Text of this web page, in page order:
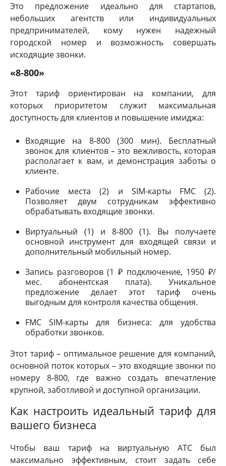
Это предложение идеально для стартапов,
небольших агентств или индивидуальных
предпринимателей, кому нужен надежный
городской номер и возможность совершать
исходящие звонки.
«8-800»
Этот тариф ориентирован на компании, для
которых приоритетом служит максимальная
доступность для клиентов и повышение имиджа:
Входящие на 8-800 (300 мин). Бесплатный
звонок для клиентов – это вежливость, которая
располагает к вам, и демонстрация заботы о
клиенте.
Рабочие места (2) и SIM-карты FMC (2).
Позволяет двум сотрудникам эффективно
обрабатывать входящие звонки.
Виртуальный (1) и 8-800 (1). Вы получаете
основной инструмент для входящей связи и
дополнительный мобильный номер.
Запись разговоров (1 ₽ подключение, 1950 ₽/
мес. абонентская плата). Уникальное
предложение делает этот тариф очень
выгодным для контроля качества общения.
FMC SIM-карты для бизнеса: для удобства
обработки звонков.
Этот тариф – оптимальное решение для компаний,
основной поток которых – это входящие звонки по
номеру 8-800, где важно создать впечатление
крупной, заботливой и доступной организации.
Как настроить идеальный тариф для
вашего бизнеса
Чтобы ваш тариф на виртуальную АТС был
максимально эффективным, стоит задать себе